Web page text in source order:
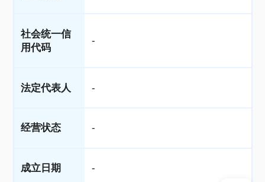
社会统一信
用代码
-
法定代表人 -
经营状态 -
成立日期 -